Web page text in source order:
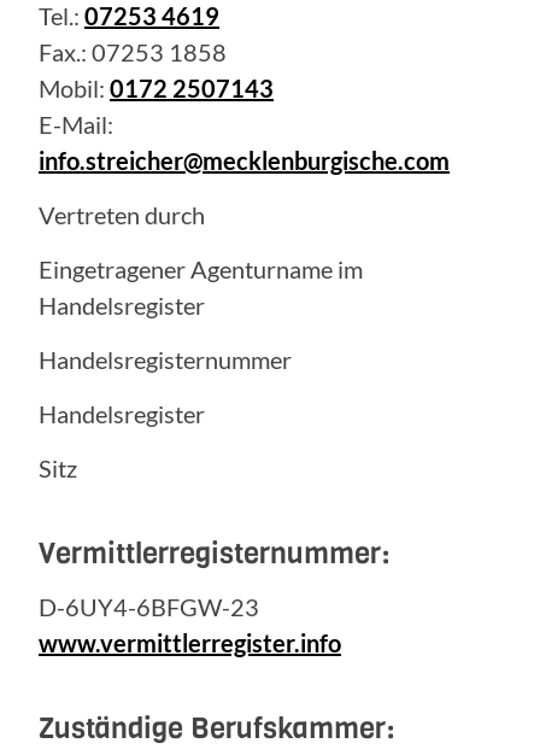
Tel.: 07253 4619
Fax.: 07253 1858
Mobil: 0172 2507143
E-Mail:
info.streicher@mecklenburgische.com
Vertreten durch
Eingetragener Agenturname im
Handelsregister
Handelsregisternummer
Handelsregister
Sitz
Vermittlerregisternummer:
D-6UY4-6BFGW-23
www.vermittlerregister.info
Zuständige Berufskammer: